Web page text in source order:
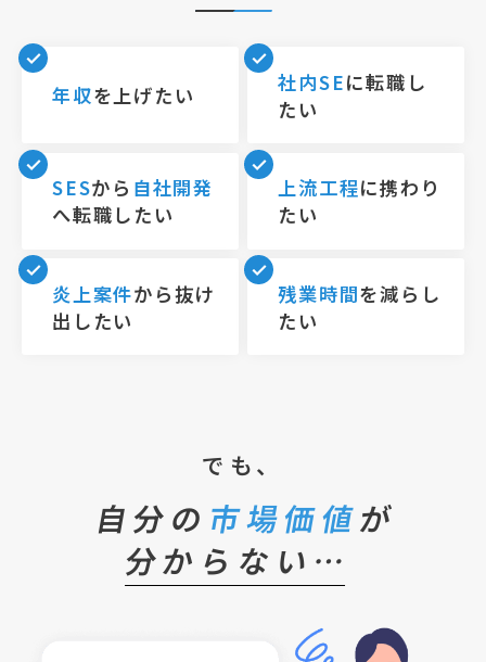
年収を上げたい 社内SEに転職し
たい
SESから 自社開発
へ転職したい
上流工程に携わり
たい
炎上案件から抜け
出したい
残業時間を減らし
たい
でも、
自分の市場価値が
分からない…